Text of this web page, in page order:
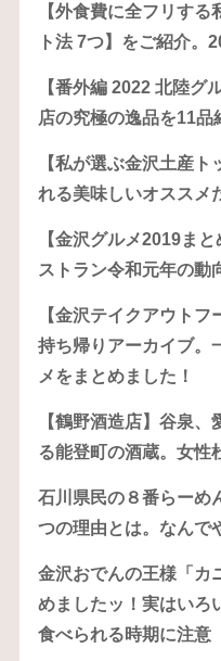
【外食費に全フリす
ト法 7つ】をご紹介。
【番外編 2022 北陸グ
店の究極の逸品を11品
【私が選ぶ金沢土産
れる美味しいオススメ
【金沢グルメ2019ま
ストラン令和元年の動
【金沢テイクアウト
持ち帰りアーカイブ。
メをまとめました！
【鶴野酒造店】谷泉
る能登町の酒蔵。女性
石川県民の８番らーめ
つの理由とは。なんで
金沢おでんの王様「カ
めましたッ！実はいろ
食べられる時期に注意